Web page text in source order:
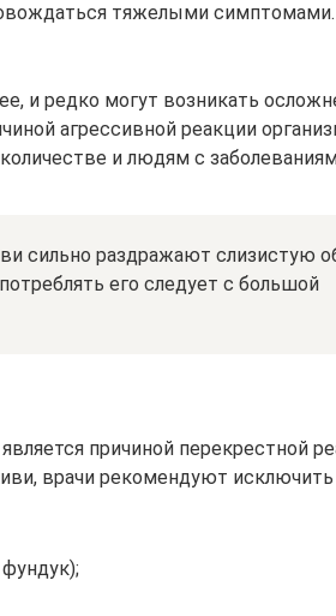
тяжелыми
и редко могут возникать
агрессивной реакции
и людям с
сильно раздражают слизистую
его следует с большой
причиной перекрестной
врачи рекомендуют